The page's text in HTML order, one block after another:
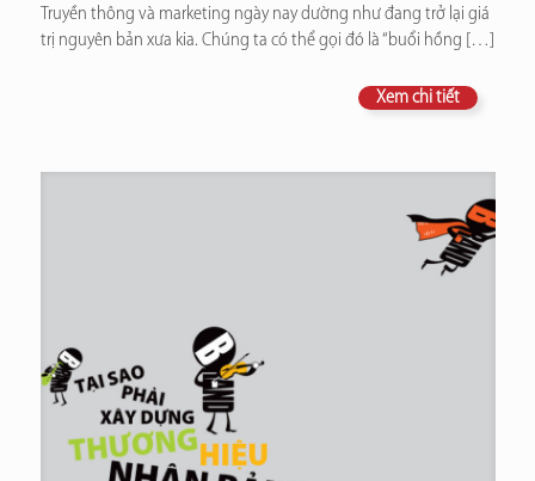
Truyền thông và marketing ngày nay dường như đang trở lại giá
trị nguyên bản xưa kia. Chúng ta có thể gọi đó là “buổi hồng […]
Xem chi tiết